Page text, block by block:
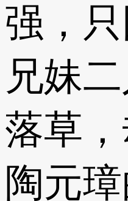
强，
兄妹
落草
陶元